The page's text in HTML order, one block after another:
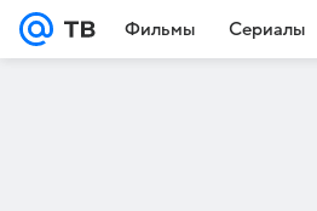
Фильмы Сериалы